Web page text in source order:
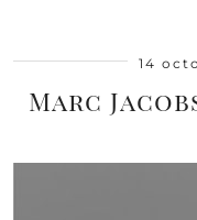
14
Marc